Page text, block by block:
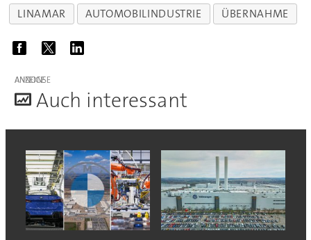
LINAMAR
AUTOMOBILINDUSTRIE ÜBERNAHME
ANZEIGE
Auch interessant